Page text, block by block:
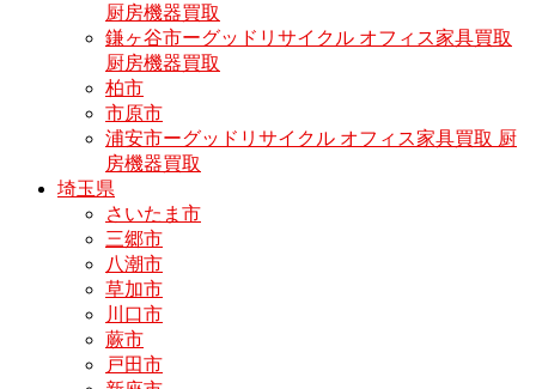
厨房機器買取
鎌ヶ谷市ーグッドリサイクル オフィス家具買取
厨房機器買取
柏市
市原市
浦安市ーグッドリサイクル オフィス家具買取 厨
房機器買取
埼玉県
さいたま市
三郷市
八潮市
草加市
川口市
蕨市
戸田市